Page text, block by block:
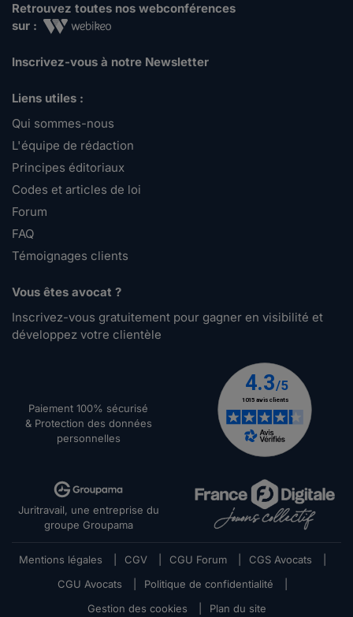
Retrouvez toutes nos webconférences
sur :
Inscrivez-vous à notre Newsletter
Liens utiles :
Qui sommes-nous
L'équipe de rédaction
Principes éditoriaux
Codes et articles de loi
Forum
FAQ
Témoignages clients
Vous êtes avocat ?
Inscrivez-vous gratuitement pour gagner en visibilité et
développez votre clientèle
Paiement 100% sécurisé
& Protection des données
personnelles
Juritravail, une entreprise du
groupe Groupama
Mentions légales CGV CGU Forum CGS Avocats
CGU Avocats
Politique de confidentialité
Gestion des cookies
Plan du site